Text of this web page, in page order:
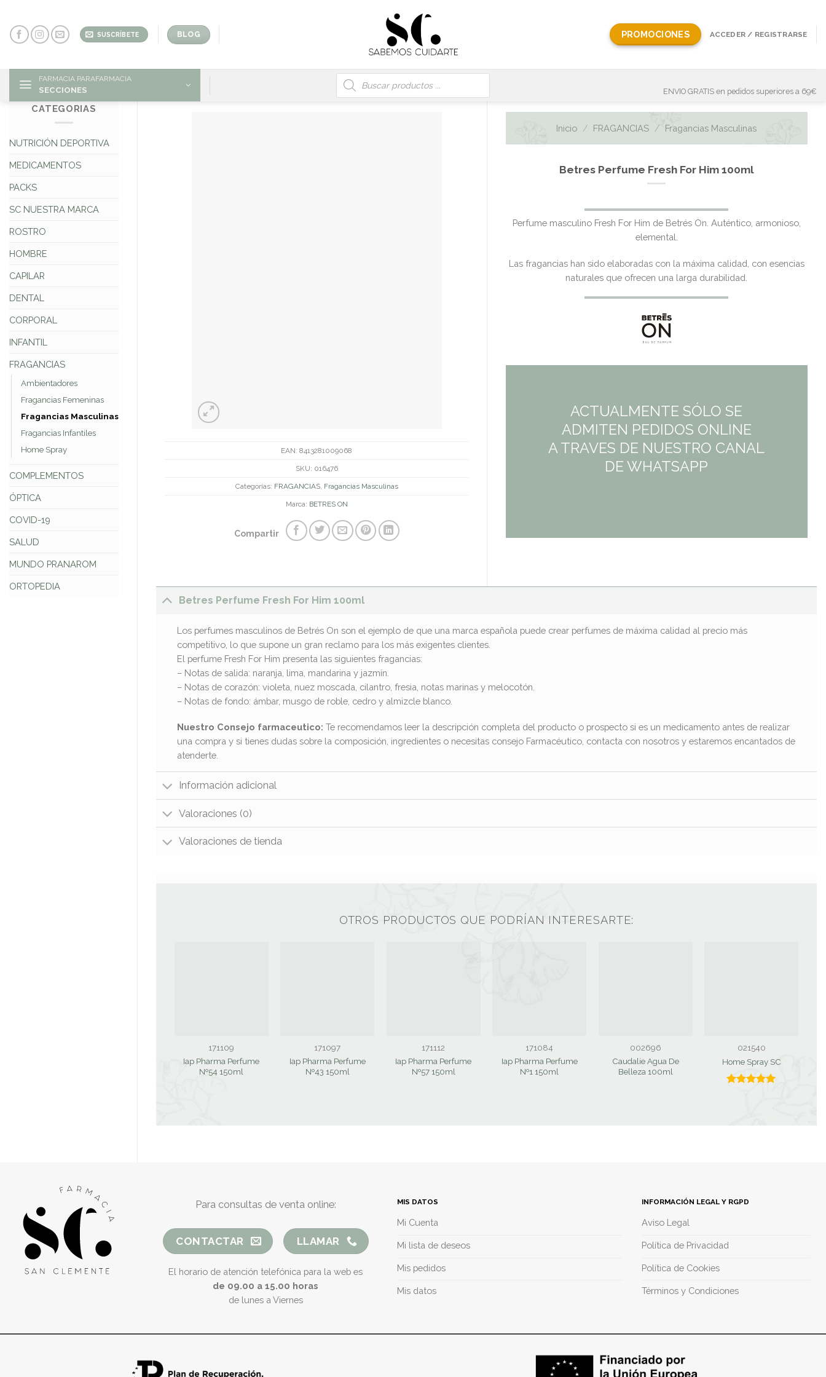
content
SUSCRÍBETE BLOG PROMOCIONES ACCEDER / REGISTRARSE
FARMACIA PARAFARMACIA
SECCIONES
Búsqueda
de
productos
ENVIO GRATIS en pedidos superiores a 69€
CATEGORIAS
NUTRICIÓN DEPORTIVA
MEDICAMENTOS
PACKS
SC NUESTRA MARCA
ROSTRO
HOMBRE
CAPILAR
DENTAL
CORPORAL
INFANTIL
FRAGANCIAS
Ambientadores
Fragancias Femeninas
Fragancias Masculinas
Fragancias Infantiles
Home Spray
COMPLEMENTOS
ÓPTICA
COVID-19
SALUD
MUNDO PRANAROM
ORTOPEDIA
EAN:8413281009068
SKU: 016476
Categorías: FRAGANCIAS, Fragancias Masculinas
Marca: BETRES ON
Compartir
Inicio / FRAGANCIAS / Fragancias Masculinas
Betres Perfume Fresh For Him 100ml
Perfume masculino Fresh For Him de Betrés On. Auténtico, armonioso,
elemental.
Las fragancias han sido elaboradas con la máxima calidad, con esencias
naturales que ofrecen una larga durabilidad.
ACTUALMENTE SÓLO SE
ADMITEN PEDIDOS ONLINE
A TRAVES DE NUESTRO CANAL
DE WHATSAPP
Betres Perfume Fresh For Him 100ml
Los perfumes masculinos de Betrés On son el ejemplo de que una marca española puede crear perfumes de máxima calidad al precio más
competitivo, lo que supone un gran reclamo para los más exigentes clientes.
El perfume Fresh For Him presenta las siguientes fragancias:
– Notas de salida: naranja, lima, mandarina y jazmín.
– Notas de corazón: violeta, nuez moscada, cilantro, fresia, notas marinas y melocotón.
– Notas de fondo: ámbar, musgo de roble, cedro y almizcle blanco.
Nuestro Consejo farmaceutico: Te recomendamos leer la descripción completa del producto o prospecto si es un medicamento antes de realizar
una compra y si tienes dudas sobre la composición, ingredientes o necesitas consejo Farmacéutico, contacta con nosotros y estaremos encantados de
atenderte.
Información adicional
Valoraciones (0)
Valoraciones de tienda
OTROS PRODUCTOS QUE PODRÍAN INTERESARTE:
171109
Iap Pharma Perfume
Nº54 150ml
171097
Iap Pharma Perfume
Nº43 150ml
171112
Iap Pharma Perfume
Nº57 150ml
171084
Iap Pharma Perfume
Nº1 150ml
002696
Caudalie Agua De
Belleza 100ml
021540
Home Spray SC
Para consultas de venta online:
CONTACTAR LLAMAR
El horario de atención telefónica para la web es
de 09.00 a 15.00 horas
de lunes a Viernes
MIS DATOS
Mi Cuenta
Mi lista de deseos
Mis pedidos
Mis datos
INFORMACIÓN LEGAL Y RGPD
Aviso Legal
Política de Privacidad
Política de Cookies
Términos y Condiciones